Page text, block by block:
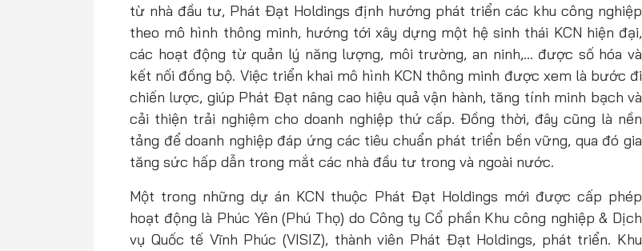
từ nhà đầu tư, Phát Đạt Holdings định hướng phát triển các khu công nghiệp
theo mô hình thông minh, hướng tới xây dựng một hệ sinh thái KCN hiện đại,
các hoạt động từ quản lý năng lượng, môi trường, an ninh,… được số hóa và
kết nối đồng bộ. Việc triển khai mô hình KCN thông minh được xem là bước đi
chiến lược, giúp Phát Đạt nâng cao hiệu quả vận hành, tăng tính minh bạch và
cải thiện trải nghiệm cho doanh nghiệp thứ cấp. Đồng thời, đây cũng là nền
tảng để doanh nghiệp đáp ứng các tiêu chuẩn phát triển bền vững, qua đó gia
tăng sức hấp dẫn trong mắt các nhà đầu tư trong và ngoài nước.
Một trong những dự án KCN thuộc Phát Đạt Holdings mới được cấp phép
hoạt động là Phúc Yên (Phú Thọ) do Công ty Cổ phần Khu công nghiệp & Dịch
vụ Quốc tế Vĩnh Phúc (VISIZ), thành viên Phát Đạt Holdings, phát triển. Khu